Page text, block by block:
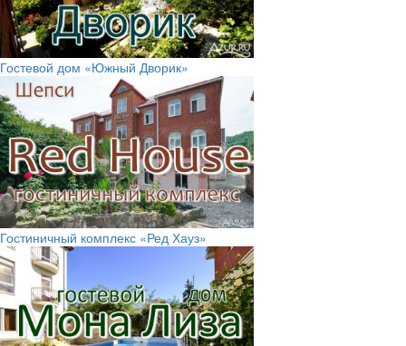
Гостевой дом «Южный Дворик»
Гостиничный комплекс «Ред Хауз»